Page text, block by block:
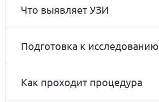
Что выявляет УЗИ
Подготовка к исследованию
Как проходит процедура